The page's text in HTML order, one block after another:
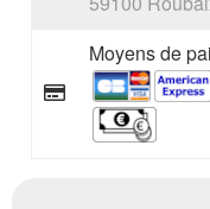
Moyens de